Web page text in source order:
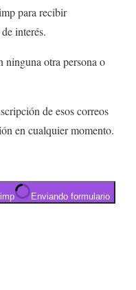
para recibir
interés.
otra persona o
de esos correos
en cualquier momento.
Enviando formulario